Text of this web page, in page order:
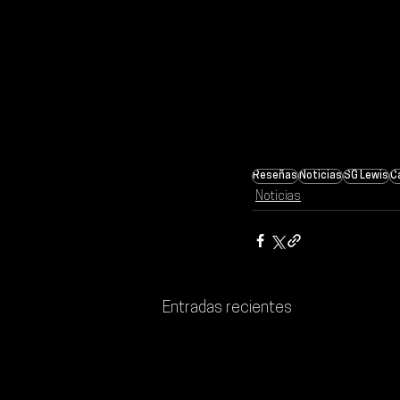
ReseñasNoticiasSG Lewis
Noticias
Entradas recientes